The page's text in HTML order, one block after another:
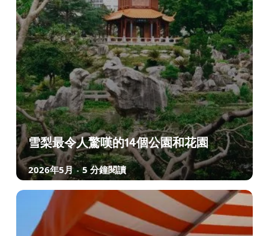
雪梨最令人驚嘆的14個公園和花園
2026年5月 - 5 分鐘閱讀